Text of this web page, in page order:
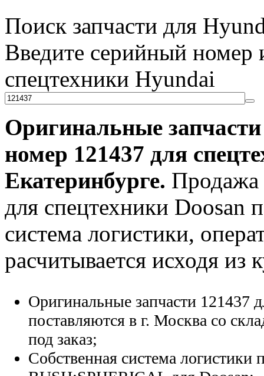
Поиск запчасти для
Введите серийный номер
спецтехники Hyundai
Оригинальные
номер 121437 для
Екатеринбурге. Продажа
для спецтехники Doosan
система логистики,
расчитывается исходя из
Оригинальные запчасти 121437
поставляются в г. Москва со
под заказ;
Собственная система логистики